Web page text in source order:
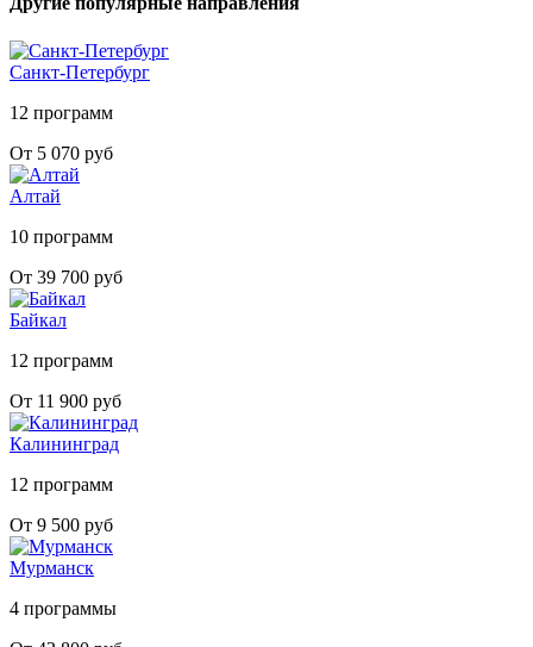
Санкт-Петербург
12 программ
От 5 070 руб
Алтай
10 программ
От 39 700 руб
Байкал
12 программ
От 11 900 руб
Калининград
12 программ
От 9 500 руб
Мурманск
4 программы